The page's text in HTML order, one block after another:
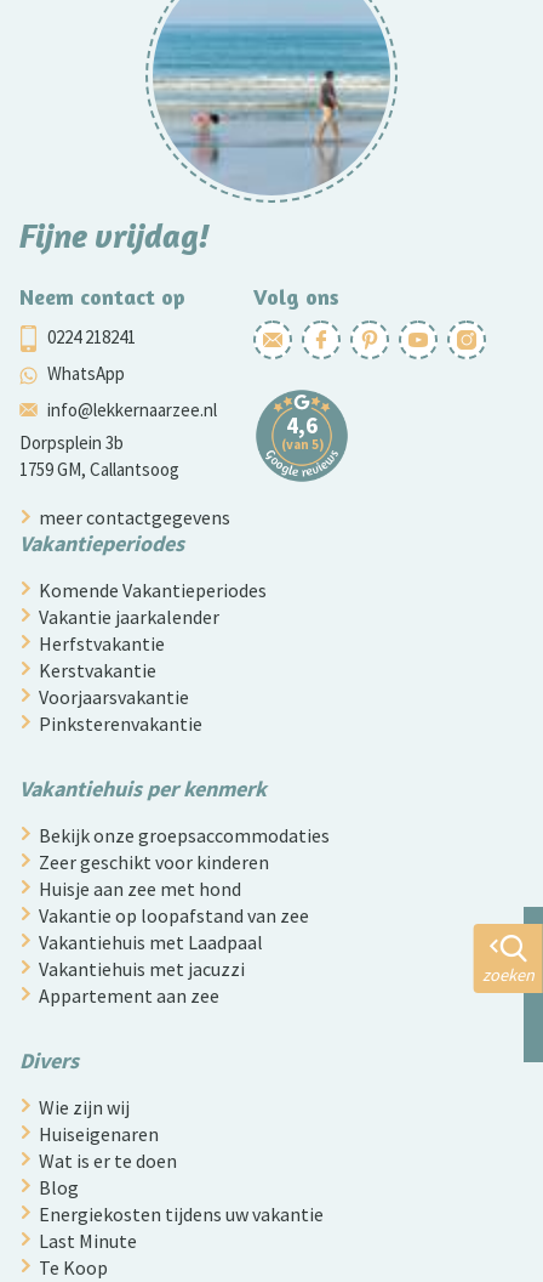
Fijne vrijdag!
Neem contact op
0224 218241
WhatsApp
info@lekkernaarzee.nl
Dorpsplein 3b
1759 GM, Callantsoog
Volg ons
meer contactgegevens
Vakantieperiodes
Komende Vakantieperiodes
Vakantie jaarkalender
Herfstvakantie
Kerstvakantie
Voorjaarsvakantie
Pinksterenvakantie
Vakantiehuis per kenmerk
Bekijk onze groepsaccommodaties
Zeer geschikt voor kinderen
Huisje aan zee met hond
Vakantie op loopafstand van zee
Vakantiehuis met Laadpaal
Vakantiehuis met jacuzzi
Appartement aan zee
Divers
Wie zijn wij
Huiseigenaren
Wat is er te doen
Blog
Energiekosten tijdens uw vakantie
Last Minute
Te Koop
zoeken